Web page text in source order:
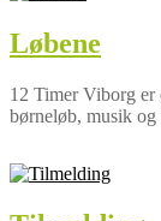
Løbene
12 Timer Viborg er
børneløb, musik